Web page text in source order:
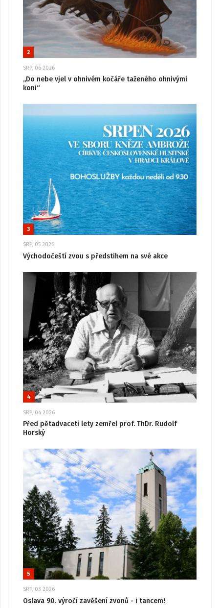
2
SRP, 06 2026
„Do nebe vjel v ohnivém kočáře taženého ohnivými
koni“
3
SRP, 05 2026
Východočeští zvou s předstihem na své akce
4
SRP, 04 2026
Před pětadvaceti lety zemřel prof. ThDr. Rudolf
Horský
5
SRP, 03 2026
Oslava 90. výročí zavěšení zvonů - i tancem!